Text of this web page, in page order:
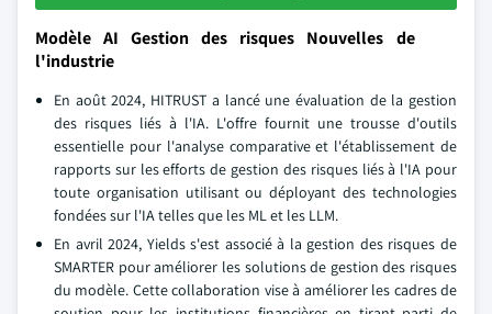
Modèle AI Gestion des risques Nouvelles de
l'industrie
En août 2024, HITRUST a lancé une évaluation de la gestion
des risques liés à l'IA. L'offre fournit une trousse d'outils
essentielle pour l'analyse comparative et l'établissement de
rapports sur les efforts de gestion des risques liés à l'IA pour
toute organisation utilisant ou déployant des technologies
fondées sur l'IA telles que les ML et les LLM.
En avril 2024, Yields s'est associé à la gestion des risques de
SMARTER pour améliorer les solutions de gestion des risques
du modèle. Cette collaboration vise à améliorer les cadres de